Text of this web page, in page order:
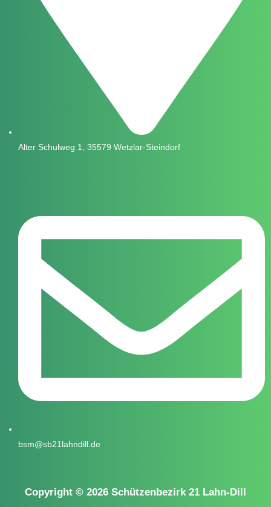
Alter Schulweg 1, 35579 Wetzlar-Steindorf
bsm@sb21lahndill.de
Copyright © 2026 Schützenbezirk 21 Lahn-Dill